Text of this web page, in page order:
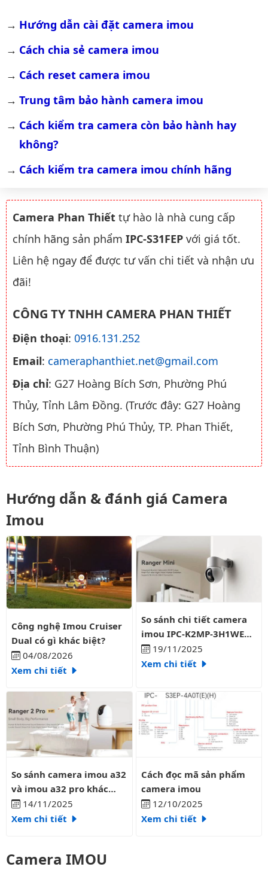
Hướng dẫn cài đặt camera imou
Cách chia sẻ camera imou
Cách reset camera imou
Trung tâm bảo hành camera imou
Cách kiểm tra camera còn bảo hành hay
không?
Cách kiểm tra camera imou chính hãng
Camera Phan Thiết tự hào là nhà cung cấp
chính hãng sản phẩm IPC-S31FEP với giá tốt.
Liên hệ ngay để được tư vấn chi tiết và nhận ưu
đãi!
CÔNG TY TNHH CAMERA PHAN THIẾT
Điện thoại: 0916.131.252
Email: cameraphanthiet.net@gmail.com
Địa chỉ: G27 Hoàng Bích Sơn, Phường Phú
Thủy, Tỉnh Lâm Đồng. (Trước đây: G27 Hoàng
Bích Sơn, Phường Phú Thủy, TP. Phan Thiết,
Tỉnh Bình Thuận)
Hướng dẫn & đánh giá Camera
Imou
Công nghệ Imou Cruiser Dual có gì khác biệt?
Công nghệ Imou Cruiser
Dual có gì khác biệt?
04/08/2026
Xem chi tiết
So sánh chi tiết camera imou
So sánh chi tiết camera
imou IPC-K2MP-3H1WE
3mp và IPC-K2MP-
35H1WE 5mp
19/11/2025
Xem chi tiết
So sánh camera imou a32 và imou a32 pro khác nhau như thế
So sánh camera imou a32
và imou a32 pro khác
nhau như thế nào?
14/11/2025
Xem chi tiết
Cách đọc mã sản phẩm
Cách đọc mã sản phẩm
camera imou
12/10/2025
Xem chi tiết
Camera IMOU